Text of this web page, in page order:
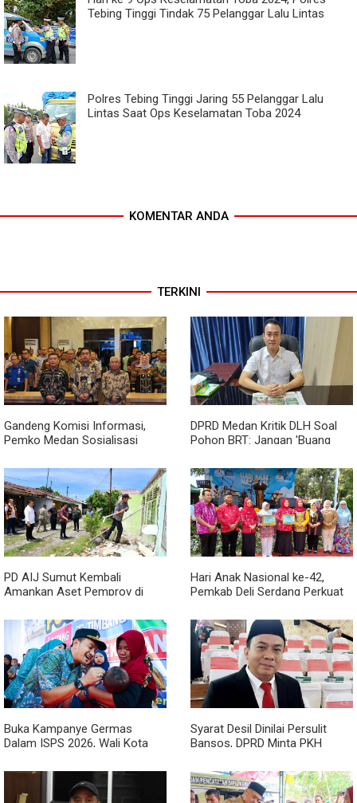
Tebing Tinggi Tindak 75 Pelanggar Lalu Lintas
Polres Tebing Tinggi Jaring 55 Pelanggar Lalu
Lintas Saat Ops Keselamatan Toba 2024
KOMENTAR ANDA
TERKINI
Gandeng Komisi Informasi,
Pemko Medan Sosialisasi
DPRD Medan Kritik DLH Soal
Pohon BRT: Jangan 'Buang
PD AIJ Sumut Kembali
Amankan Aset Pemprov di
Bioskop Ria Dibongkar
Hari Anak Nasional ke-42,
Pemkab Deli Serdang Perkuat
Buka Kampanye Germas
Dalam ISPS 2026, Wali Kota
Penurunan Stunting
Syarat Desil Dinilai Persulit
Bansos, DPRD Minta PKH